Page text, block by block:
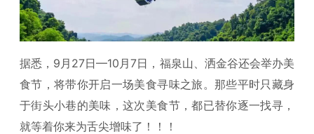
据悉，9月27日—10月7日，福泉山、洒金谷还会举办美
食节，将带你开启一场美食寻味之旅。那些平时只藏身
于街头小巷的美味，这次美食节，都已替你逐一找寻，
就等着你来为舌尖增味了！！！